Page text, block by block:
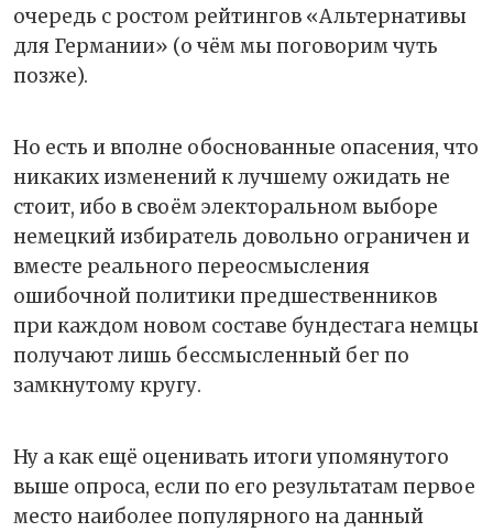
очередь с ростом рейтингов «Альтернативы
для Германии» (о чём мы поговорим чуть
позже).
Но есть и вполне обоснованные опасения, что
никаких изменений к лучшему ожидать не
стоит, ибо в своём электоральном выборе
немецкий избиратель довольно ограничен и
вместе реального переосмысления
ошибочной политики предшественников
при каждом новом составе бундестага немцы
получают лишь бессмысленный бег по
замкнутому кругу.
Ну а как ещё оценивать итоги упомянутого
выше опроса, если по его результатам первое
место наиболее популярного на данный